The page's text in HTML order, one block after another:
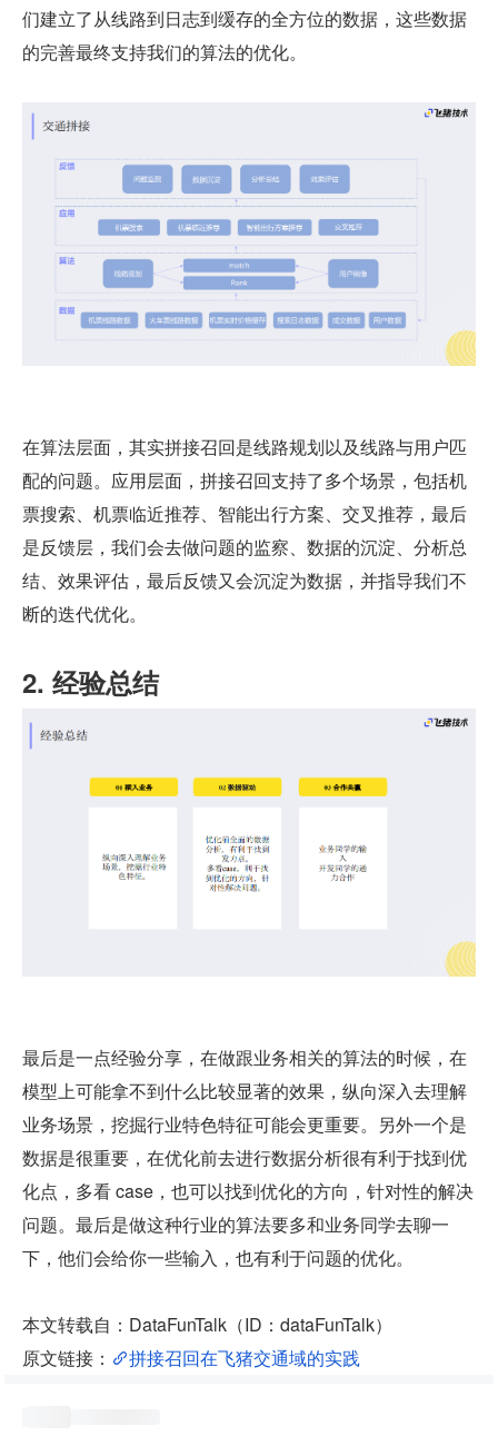
们建立了从线路到日志到缓存的全方位的数据，这些数据
的完善最终支持我们的算法的优化。
在算法层面，其实拼接召回是线路规划以及线路与用户匹
配的问题。应用层面，拼接召回支持了多个场景，包括机
票搜索、机票临近推荐、智能出行方案、交叉推荐，最后
是反馈层，我们会去做问题的监察、数据的沉淀、分析总
结、效果评估，最后反馈又会沉淀为数据，并指导我们不
断的迭代优化。
2. 经验总结
最后是一点经验分享，在做跟业务相关的算法的时候，在
模型上可能拿不到什么比较显著的效果，纵向深入去理解
业务场景，挖掘行业特色特征可能会更重要。另外一个是
数据是很重要，在优化前去进行数据分析很有利于找到优
化点，多看 case，也可以找到优化的方向，针对性的解决
问题。最后是做这种行业的算法要多和业务同学去聊一
下，他们会给你一些输入，也有利于问题的优化。
本文转载自：DataFunTalk（ID：dataFunTalk）
原文链接：
拼接召回在飞猪交通域的实践